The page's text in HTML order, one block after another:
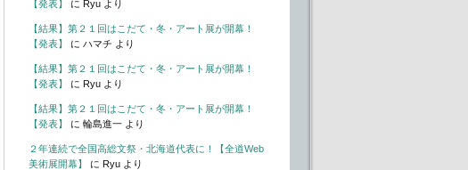
【発表】
に Ryu より
【結果】第２１回はこだて・冬・アート展が開幕！
【発表】
に ハマチ より
【結果】第２１回はこだて・冬・アート展が開幕！
【発表】
に Ryu より
【結果】第２１回はこだて・冬・アート展が開幕！
【発表】
に 輪島進一 より
２年連続で全国高総文祭・北海道代表に！【全道Web
美術展開幕】
に Ryu より